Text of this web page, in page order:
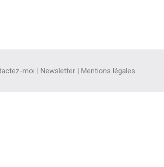
moi |Newsletter |Mentions légales